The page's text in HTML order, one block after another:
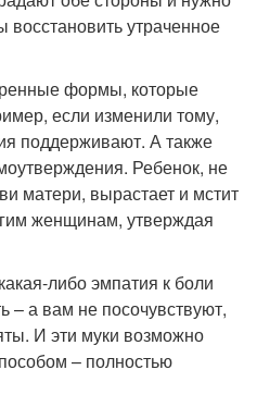
утраченное
формы, которые
если изменили тому,
поддерживают. А также
Ребенок, не
матери, вырастает и мстит
женщинам, утверждая
либо эмпатия к боли
– а вам не посочувствуют,
И эти муки возможно
– полностью